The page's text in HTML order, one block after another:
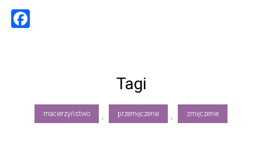
ok
Tagi
macierzyństwo , przemęczenie , zmęczenie